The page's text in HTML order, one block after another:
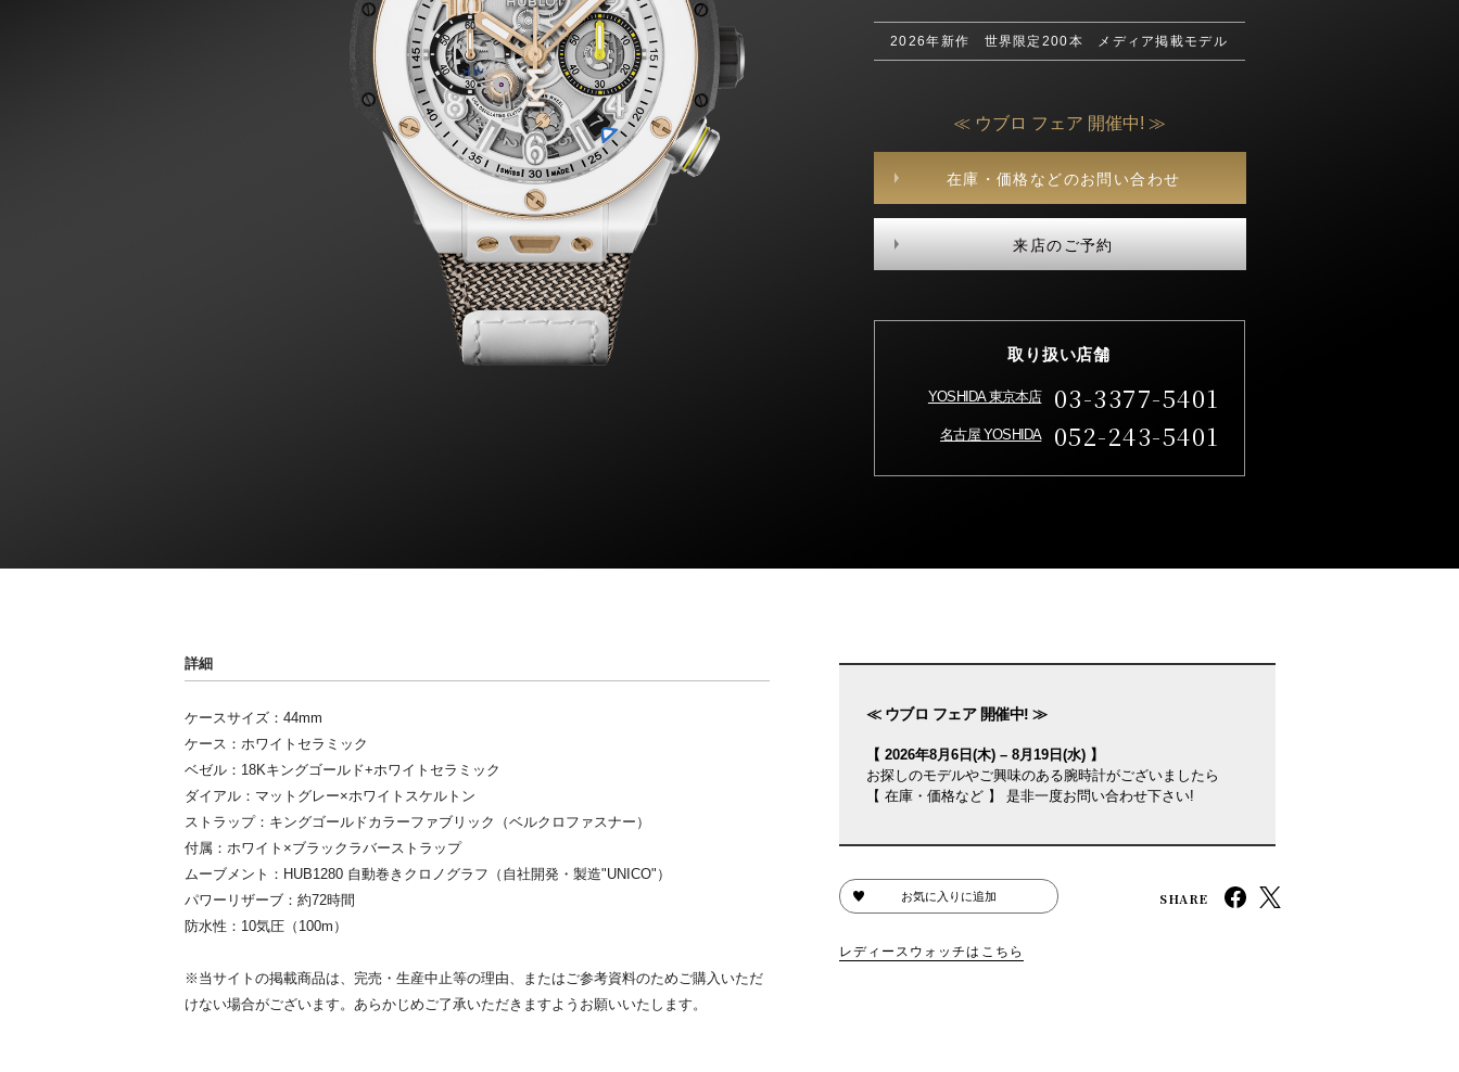
2026年新作 世界限定200本 メディア掲載モデル
≪ ウブロ フェア 開催中! ≫
在庫・価格などのお問い合わせ
来店のご予約
取り扱い店舗
YOSHIDA 東京本店 03-3377-5401
名古屋 YOSHIDA 052-243-5401
詳細
ケースサイズ：44mm
ケース：ホワイトセラミック
ベゼル：18Kキングゴールド+ホワイトセラミック
ダイアル：マットグレー×ホワイトスケルトン
ストラップ：キングゴールドカラーファブリック（ベルクロファスナー）
付属：ホワイト×ブラックラバーストラップ
ムーブメント：HUB1280 自動巻きクロノグラフ（自社開発・製造"UNICO"）
パワーリザーブ：約72時間
防水性：10気圧（100m）
※当サイトの掲載商品は、完売・生産中止等の理由、またはご参考資料のためご購入いただ
けない場合がございます。あらかじめご了承いただきますようお願いいたします。
≪ ウブロ フェア 開催中! ≫
【 2026年8月6日(木) – 8月19日(水) 】
お探しのモデルやご興味のある腕時計がございましたら
【 在庫・価格など 】 是非一度お問い合わせ下さい!
お気に入りに追加 SHARE
レディースウォッチはこちら